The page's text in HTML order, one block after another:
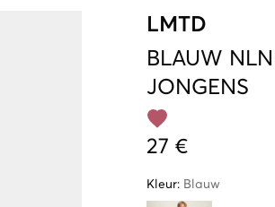
LMTD
BLAUW
JONGENS
27 €
Kleur: Blauw